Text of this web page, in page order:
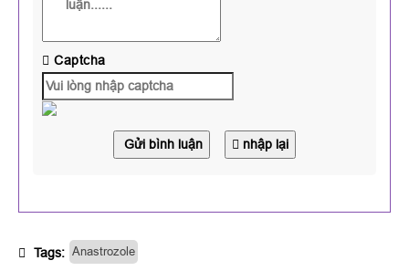
Captcha
Gửi bình luận nhập lại
Tags: Anastrozole